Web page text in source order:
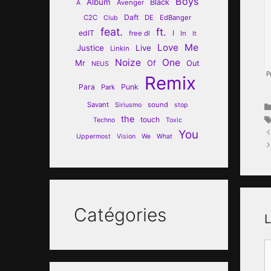
A Avenger Black
C2C Club Daft DE EdBanger
edIT feat. free dl ft. I In It
Justice Linkin Live Love Me
Mr NEUS Noize Of One Out
Para Park Punk Remix
Savant Siriusmo sound
stop
Techno
the touch Toxic
Uppermost Vision We What You
Catégories